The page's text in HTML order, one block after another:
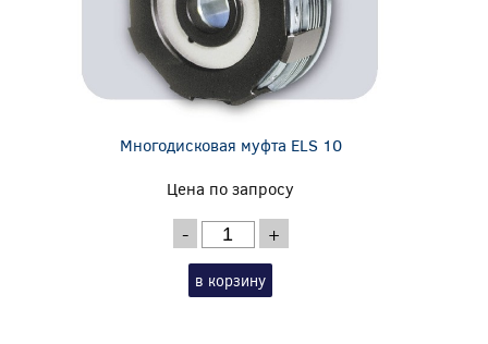
Многодисковая муфта ELS 10
Цена по запросу
- +
в корзину